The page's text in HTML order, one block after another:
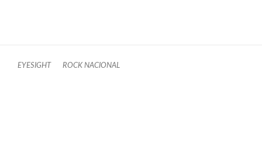
EYESIGHT ROCK NACIONAL